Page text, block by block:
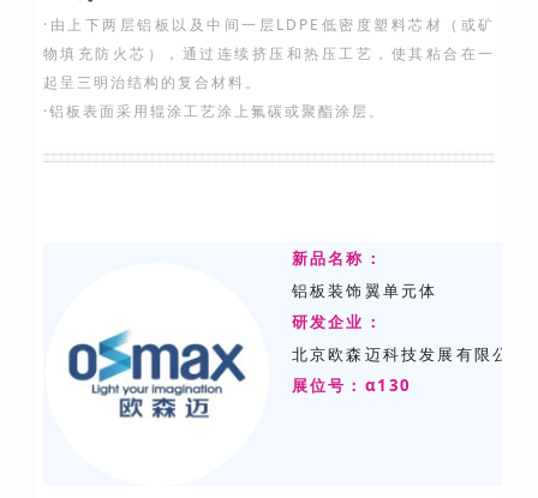
·由上下两层铝板以及中间一层LDPE低密度塑料芯材（或矿
物填充防火芯），通过连续挤压和热压工艺，使其粘合在一
起呈三明治结构的复合材料。
·铝板表面采用辊涂工艺涂上氟碳或聚酯涂层。
新品名称：
铝板装饰翼单元体
研发企业：
北京欧森迈科技发展有限公司
展位号：α130